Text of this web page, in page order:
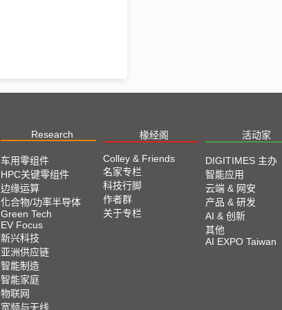
Research 椽经阁 活动家
车用零组件
HPC关键零组件
边缘运算
化合物/功率半导体
Green Tech
EV Focus
新兴科技
亚洲供应链
智能制造
智能家庭
物联网
宽频与无线
Colley & Friends
名家专栏
科技行脚
作者群
关于专栏
DIGITIMES 主办
智能应用
云端 & 网安
产品 & 研发
AI & 创新
其他
AI EXPO Taiwan